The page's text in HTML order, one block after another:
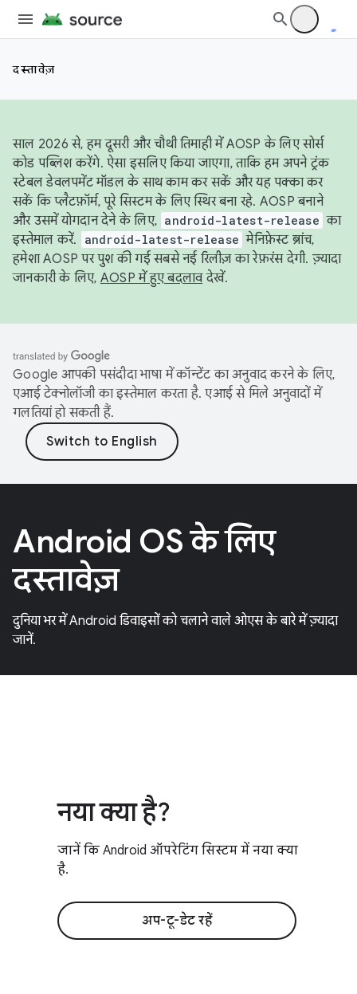
दस्तावेज़
साल 2026 से, हम दूसरी और चौथी तिमाही में AOSP के लिए सोर्स
कोड पब्लिश करेंगे. ऐसा इसलिए किया जाएगा, ताकि हम अपने ट्रंक
स्टेबल डेवलपमेंट मॉडल के साथ काम कर सकें और यह पक्का कर
सकें कि प्लैटफ़ॉर्म, पूरे सिस्टम के लिए स्थिर बना रहे. AOSP बनाने
और उसमें योगदान देने के लिए, android-latest-release का
इस्तेमाल करें.
android-latest-release मेनिफ़ेस्ट ब्रांच,
हमेशा AOSP पर पुश की गई सबसे नई रिलीज़ का रेफ़रंस देगी. ज़्यादा
जानकारी के लिए, AOSP में हुए बदलावदेखें.
Google आपकी पसंदीदा भाषा में कॉन्टेंट का अनुवाद करने के लिए,
एआई टेक्नोलॉजी का इस्तेमाल करता है. एआई से मिले अनुवादों में
गलतियां हो सकती हैं.
Android OS के लिए
दस्तावेज़
दुनिया भर में Android डिवाइसों को चलाने वाले ओएस के बारे में ज़्यादा
जानें.
नया क्या है?
जानें कि Android ऑपरेटिंग सिस्टम में नया क्या
है.
अप-टू-डेट रहें